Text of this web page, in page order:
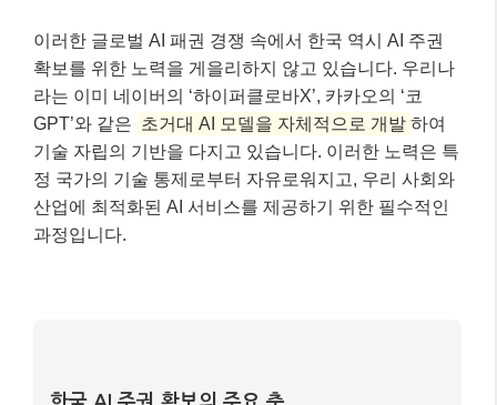
이러한 글로벌 AI 패권 경쟁 속에서 한국 역시 AI 주권
확보를 위한 노력을 게을리하지 않고 있습니다. 우리나
라는 이미 네이버의 ‘하이퍼클로바X’, 카카오의 ‘코
GPT’와 같은 초거대 AI 모델을 자체적으로 개발 하여
기술 자립의 기반을 다지고 있습니다. 이러한 노력은 특
정 국가의 기술 통제로부터 자유로워지고, 우리 사회와
산업에 최적화된 AI 서비스를 제공하기 위한 필수적인
과정입니다.